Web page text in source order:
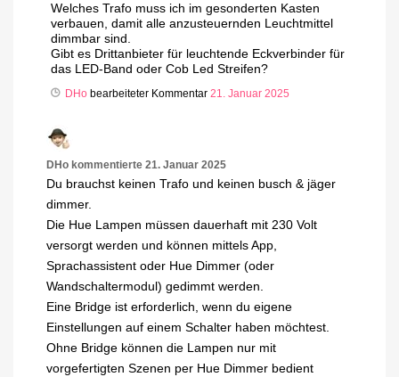
Welches Trafo muss ich im gesonderten Kasten
verbauen, damit alle anzusteuernden Leuchtmittel
dimmbar sind.
Gibt es Drittanbieter für leuchtende Eckverbinder für
das LED-Band oder Cob Led Streifen?
DHo bearbeiteter Kommentar 21. Januar 2025
DHo kommentierte 21. Januar 2025
Du brauchst keinen Trafo und keinen busch & jäger
dimmer.
Die Hue Lampen müssen dauerhaft mit 230 Volt
versorgt werden und können mittels App,
Sprachassistent oder Hue Dimmer (oder
Wandschaltermodul) gedimmt werden.
Eine Bridge ist erforderlich, wenn du eigene
Einstellungen auf einem Schalter haben möchtest.
Ohne Bridge können die Lampen nur mit
vorgefertigten Szenen per Hue Dimmer bedient